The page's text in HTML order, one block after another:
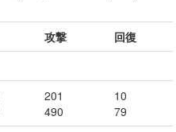
攻撃
回復
201
490
10
79